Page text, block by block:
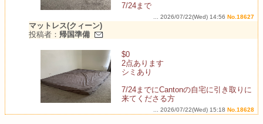
7/24まで
... 2026/07/22(Wed) 14:56 No.18627
マットレス(クィーン)
投稿者： 帰国準備
$0
2点あります
シミあり
7/24までにCantonの自宅に引き取りに
来てくださる方
... 2026/07/22(Wed) 15:18 No.18628